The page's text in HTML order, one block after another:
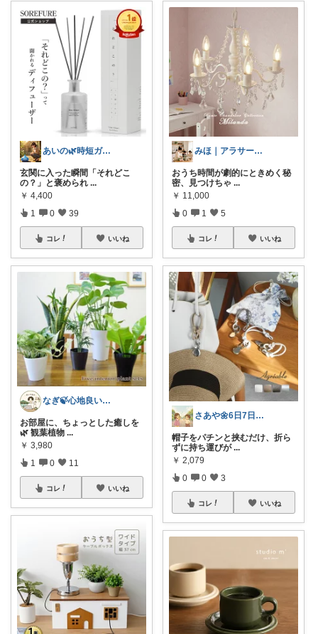
あいの🌿時短ガジェットと賢い暮らし
玄関に入った瞬間「それどこ
の？」と褒められ ...
￥ 4,400
1 0 39
コレ いいね
なぎ🍃心地良い暮らしにしようや～
お部屋に、ちょっとした癒しを
🌿 観葉植物 ...
￥ 3,980
1 0 11
コレ いいね
みほ｜アラサー主婦｜共働き｜2児育児中
おうち時間が劇的にときめく秘
密、見つけちゃ ...
￥ 11,000
0 1 5
コレ いいね
さあや🌼6日7日有難うございます
帽子をパチンと挟むだけ、折ら
ずに持ち運びが ...
￥ 2,079
0 0 3
コレ いいね